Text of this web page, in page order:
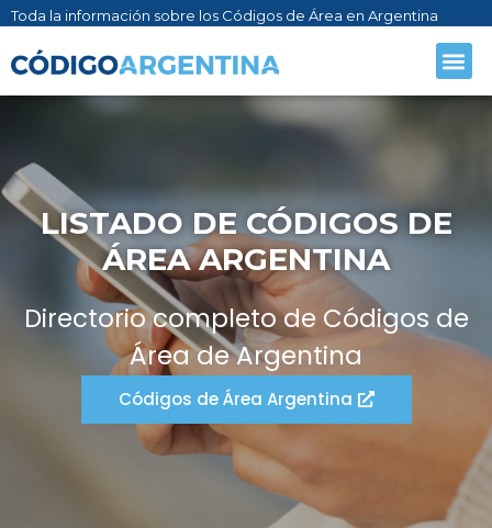
Toda la información sobre los Códigos de Área en Argentina
LISTADO DE CÓDIGOS DE
ÁREA ARGENTINA
Directorio completo de Códigos de
Área de Argentina
Códigos de Área Argentina